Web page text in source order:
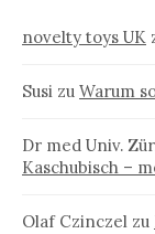
novelty toys UK
Susi zu Warum
Dr med Univ.
Kaschubisch –
Olaf Czinczel zu